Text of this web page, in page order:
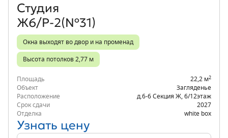
Студия
Ж6/Р-2(№31)
Окна выходят во двор и на променад
Высота потолков 2,77 м
Площадь 22,2 м2
Объект
Загляденье
Расположение
д.6-6 Секция Ж 6/12этаж
Срок сдачи
2027
Отделка
white box
Узнать цену